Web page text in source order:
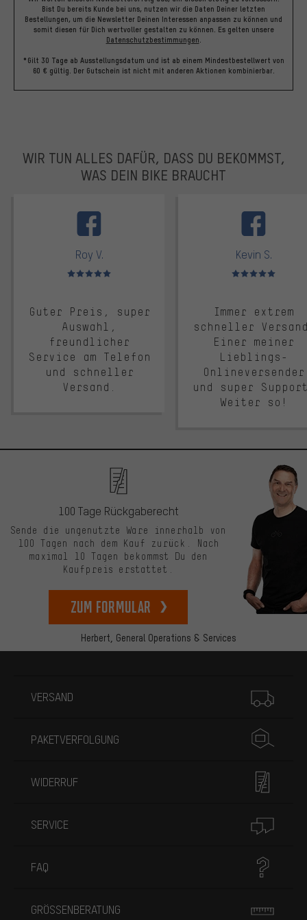
Bist Du bereits Kunde bei uns, nutzen wir die Daten Deiner letzten
Bestellungen, um die Newsletter Deinen Interessen anpassen zu können und
somit diesen für Dich wertvoller gestalten zu können. Es gelten unsere
Datenschutzbestimmungen.
*Gilt 30 Tage ab Ausstellungsdatum und ist ab einem Mindestbestellwert von
60 € gültig. Der Gutschein ist nicht mit anderen Aktionen kombinierbar.
WIR TUN ALLES DAFÜR, DASS DU BEKOMMST,
WAS DEIN BIKE BRAUCHT
Roy V.
Bewertungen: 5 von 5
Guter Preis, super
Auswahl,
freundlicher
Service am Telefon
und schneller
Versand.
Kevin S.
Bewertungen: 5 von 5
Immer extrem
schneller
Einer meiner
Lieblings-
Onlineversender
und super
Weiter so!
Herbert, General Operations & Services
100 Tage Rückgaberecht
Sende die ungenutzte Ware innerhalb von
100 Tagen nach dem Kauf zurück. Nach
maximal 10 Tagen bekommst Du den
Kaufpreis erstattet.
zum Formular
VERSAND
PAKETVERFOLGUNG
WIDERRUF
SERVICE
FAQ
GRÖSSENBERATUNG